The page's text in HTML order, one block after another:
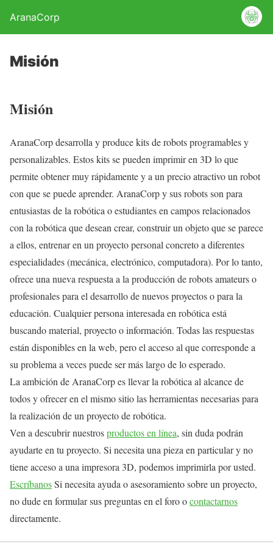
AranaCorp
Misión
Misión
AranaCorp desarrolla y produce kits de robots programables y
personalizables. Estos kits se pueden imprimir en 3D lo que
permite obtener muy rápidamente y a un precio atractivo un robot
con que se puede aprender. AranaCorp y sus robots son para
entusiastas de la robótica o estudiantes en campos relacionados
con la robótica que desean crear, construir un objeto que se parece
a ellos, entrenar en un proyecto personal concreto a diferentes
especialidades (mecánica, electrónico, computadora). Por lo tanto,
ofrece una nueva respuesta a la producción de robots amateurs o
profesionales para el desarrollo de nuevos proyectos o para la
educación. Cualquier persona interesada en robótica está
buscando material, proyecto o información. Todas las respuestas
están disponibles en la web, pero el acceso al que corresponde a
su problema a veces puede ser más largo de lo esperado.
La ambición de AranaCorp es llevar la robótica al alcance de
todos y ofrecer en el mismo sitio las herramientas necesarias para
la realización de un proyecto de robótica.
Ven a descubrir nuestrosproductos en línea, sin duda podrán
ayudarte en tu proyecto. Si necesita una pieza en particular y no
tiene acceso a una impresora 3D, podemos imprimirla por usted.
EscríbanosSi necesita ayuda o asesoramiento sobre un proyecto,
no dude en formular sus preguntas en el foro ocontactarnos
directamente.